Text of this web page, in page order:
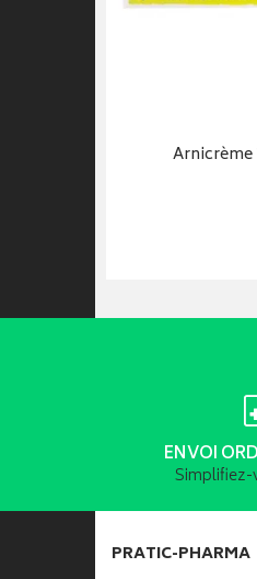
Arnicrème
ENVOI
Simplifiez-
PRATIC-PHARMA